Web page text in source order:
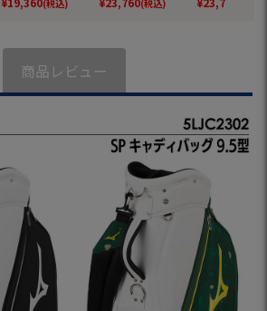
TaylorMade 日本正
(税込)
タイプ 2026年モデ
(税込)
ンドバッグ
商品レビュー